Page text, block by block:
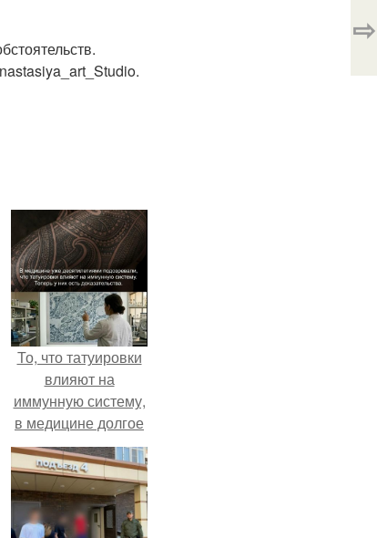
⇨
То, что татуировки
влияют на
иммунную систему,
в медицине долгое
время
рассматривалось
лишь как гипотеза.